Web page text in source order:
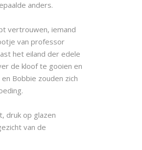
anders.
vertrouwen, iemand
van professor
het eiland der edele
de kloof te gooien en
Bobbie zouden zich
druk op glazen
van de